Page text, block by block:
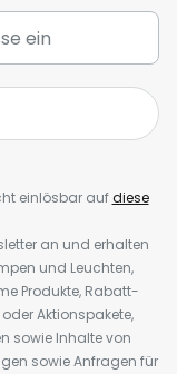
einlösbar aufdiese
an und erhalten
und Leuchten,
Produkte, Rabatt-
Aktionspakete,
sowie Inhalte von
sowie Anfragen für